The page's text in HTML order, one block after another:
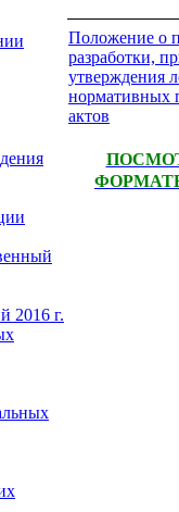
2016 г.
Положение о
разработки,
утверждения
нормативных
актов